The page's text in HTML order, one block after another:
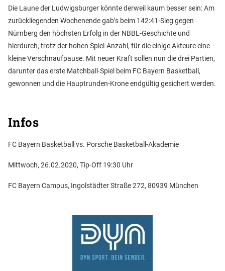
Die Laune der Ludwigsburger könnte derweil kaum besser sein: Am
zurückliegenden Wochenende gab’s beim 142:41-Sieg gegen
Nürnberg den höchsten Erfolg in der NBBL-Geschichte und
hierdurch, trotz der hohen Spiel-Anzahl, für die einige Akteure eine
kleine Verschnaufpause. Mit neuer Kraft sollen nun die drei Partien,
darunter das erste Matchball-Spiel beim FC Bayern Basketball,
gewonnen und die Hauptrunden-Krone endgültig gesichert werden.
Infos
FC Bayern Basketball vs. Porsche Basketball-Akademie
Mittwoch, 26.02.2020, Tip-Off 19:30 Uhr
FC Bayern Campus, Ingolstädter Straße 272, 80939 München